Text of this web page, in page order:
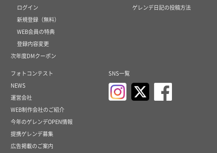
ログイン
新規登録（無料）
WEB会員の特典
登録内容変更
次年度DMクーポン
ゲレンデ日記の投稿方法
フォトコンテスト
NEWS
運営会社
WEB制作会社のご紹介
今年のゲレンデOPEN情報
提携ゲレンデ募集
広告掲載のご案内
SNS一覧